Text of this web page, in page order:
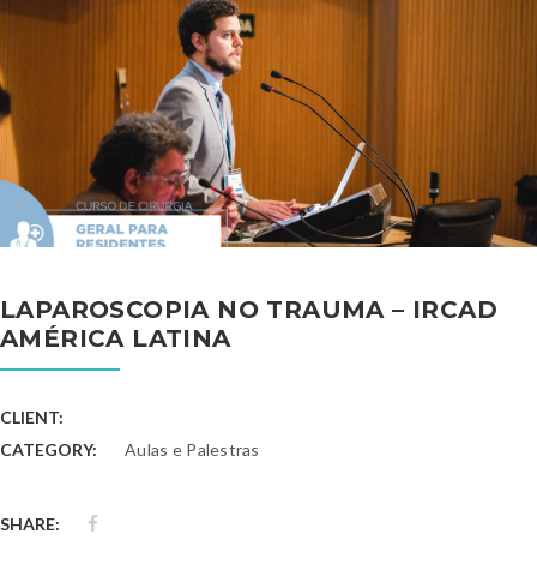
LAPAROSCOPIA NO TRAUMA – IRCAD
AMÉRICA LATINA
CLIENT:
CATEGORY:
Aulas e Palestras
SHARE: